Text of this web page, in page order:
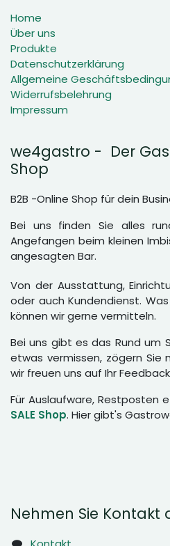
Home
Über uns
Produkte
Datenschutzerklärung
Allgemeine
Widerrufsbelehrung
Impressum
we4gastro - Der
Shop
B2B -Online Shop für dein
Bei uns finden Sie alles
Angefangen beim kleinen
angesagten Bar.
Von der Ausstattung,
oder auch Kundendienst.
können wir gerne vermitteln.
Bei uns gibt es das Rund um
etwas vermissen, zögern Sie
wir freuen uns auf Ihr
Für Auslaufware, Restposten
SALE Shop. Hier gibt's
Nehmen Sie Kontakt